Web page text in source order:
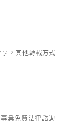
，其他轉載方式
專業免費法律諮詢